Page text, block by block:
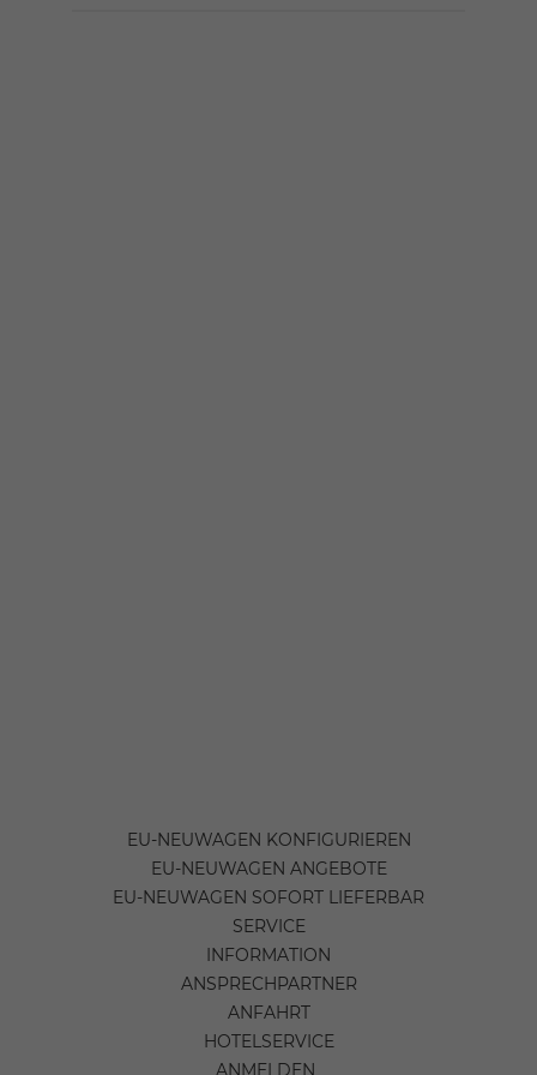
EU-NEUWAGEN KONFIGURIEREN
EU-NEUWAGEN ANGEBOTE
EU-NEUWAGEN SOFORT LIEFERBAR
SERVICE
INFORMATION
ANSPRECHPARTNER
ANFAHRT
HOTELSERVICE
ANMELDEN